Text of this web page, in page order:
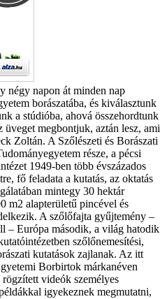
négy napon át minden nap
borászatába, és kiválasztunk
a stúdióba, ahová összehordtunk
üveget megbontjuk, aztán lesz, ami
Zoltán. A Szőlészeti és Borászati
része, a pécsi
1949-ben több évszázados
fő feladata a kutatás, az oktatás
mintegy 30 hektár
m2 alapterületű pincével és
A szőlőfajta gyűjtemény –
– Európa második, a világ hatodik
szőlőnemesítési,
kutatások zajlanak. Az itt
Borbirtok márkanéven
videók személyes
igyekeznek megmutatni,